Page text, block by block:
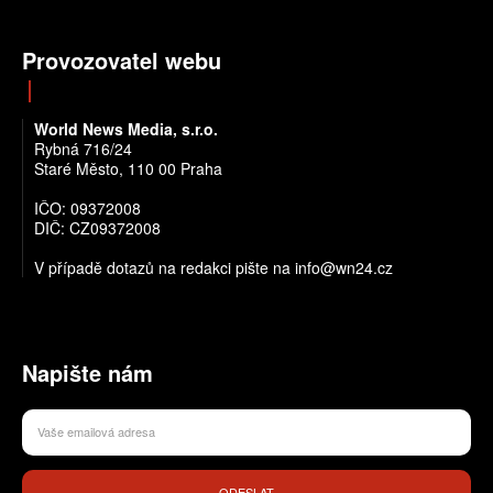
Provozovatel webu
World News Media, s.r.o.
Rybná 716/24
Staré Město, 110 00 Praha
IČO: 09372008
DIČ: CZ09372008
V případě dotazů na redakci pište na info@wn24.cz
Napište nám